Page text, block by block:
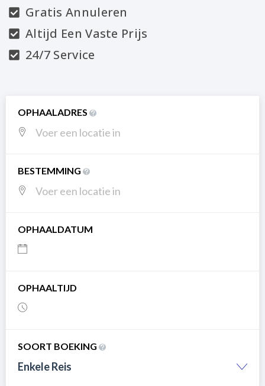
Gratis Annuleren
Altijd Een Vaste Prijs
24/7 Service
OPHAALADRES
BESTEMMING
OPHAALDATUM
OPHAALTIJD
SOORT BOEKING
Enkele Reis